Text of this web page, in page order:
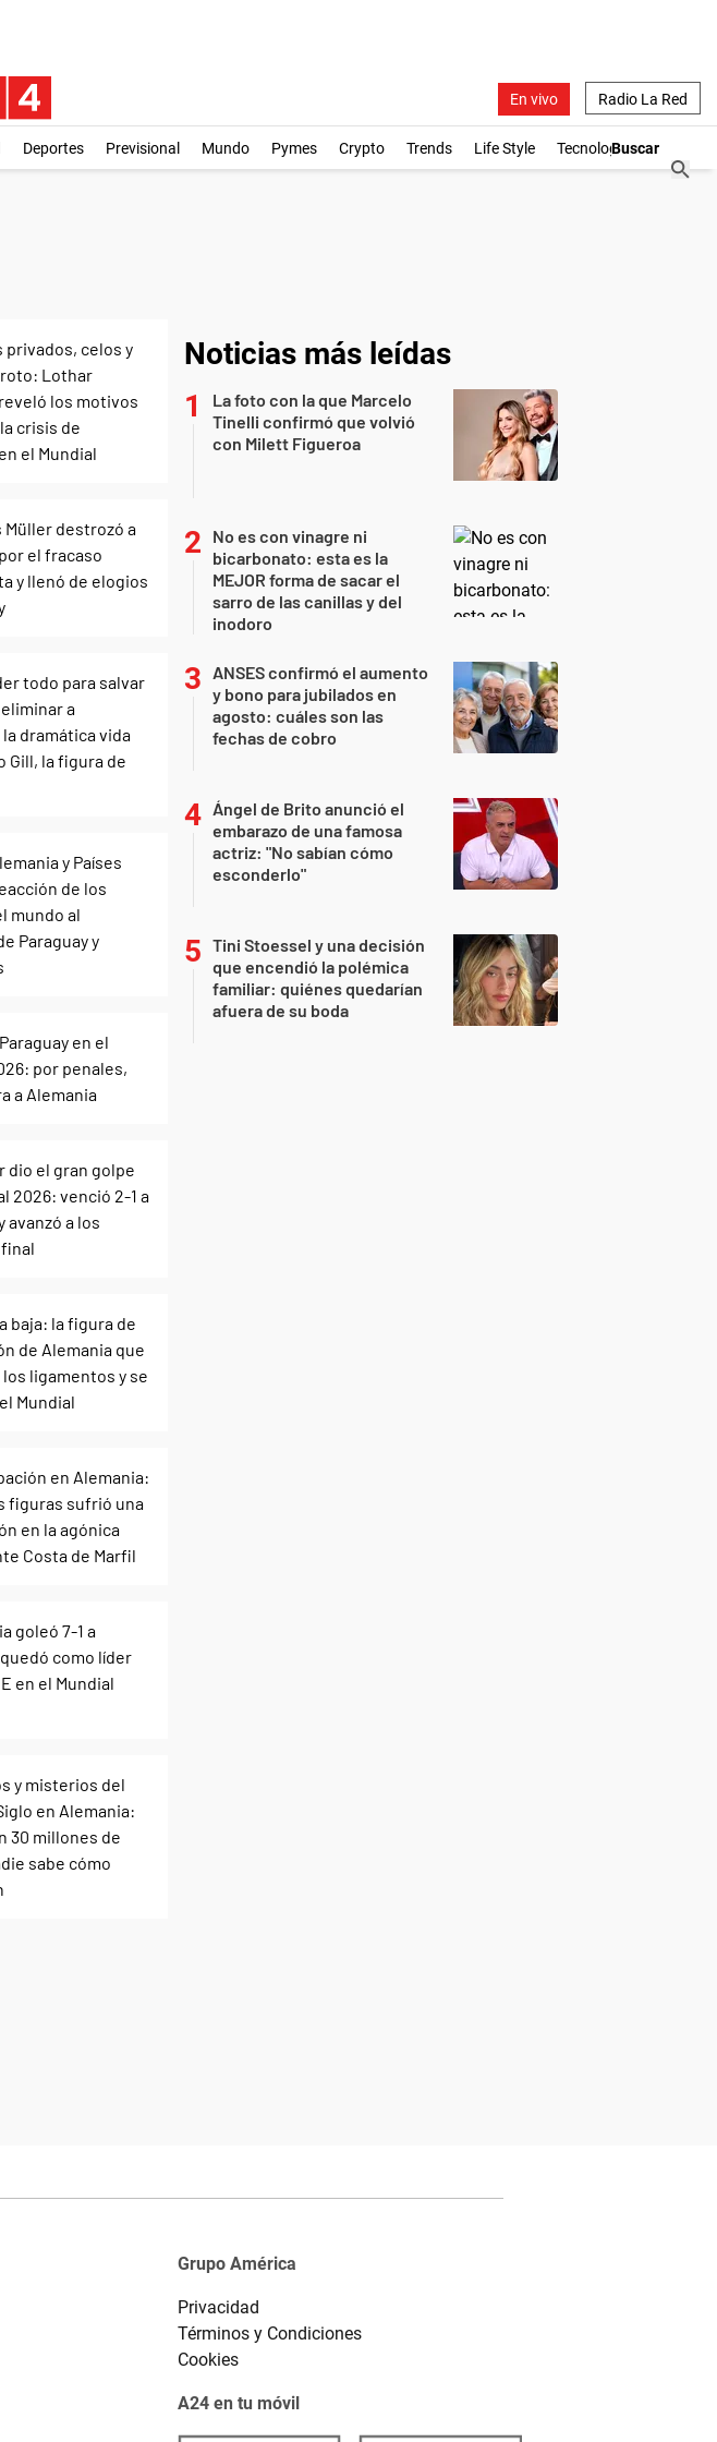
En vivo Radio La Red
Deportes Previsional Mundo Pymes Crypto Trends Life Style Tecnología
Noticias más leídas
La foto con la que Marcelo
Tinelli confirmó que volvió
con Milett Figueroa
No es con vinagre ni
bicarbonato: esta es la
MEJOR forma de sacar el
sarro de las canillas y del
inodoro
ANSES confirmó el aumento
y bono para jubilados en
agosto: cuáles son las
fechas de cobro
Ángel de Brito anunció el
embarazo de una famosa
actriz: "No sabían cómo
esconderlo"
Tini Stoessel y una decisión
que encendió la polémica
familiar: quiénes quedarían
afuera de su boda
Grupo América
Privacidad
Términos y Condiciones
Cookies
A24 en tu móvil